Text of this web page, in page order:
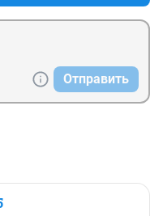
Отправить